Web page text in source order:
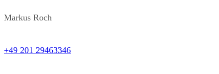
Markus Roch
+49 201 29463346